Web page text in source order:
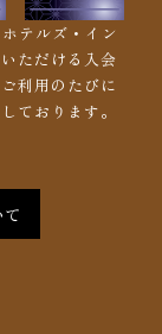
テルズ・イン
ただける入会
利用のたびに
ております。